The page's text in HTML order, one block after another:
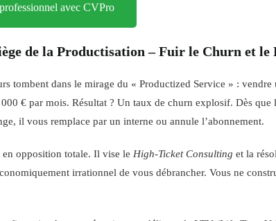
avec CVPro
de la Productisation – Fuir le Churn et le
tombent dans le mirage du « Productized Service » :
€ par mois. Résultat ? Un taux de churn explosif. Dès
il vous remplace par un interne ou annule l’abonnement.
en opposition totale. Il vise le High-Ticket Consulting et la
irrationnel de vous débrancher. Vous ne